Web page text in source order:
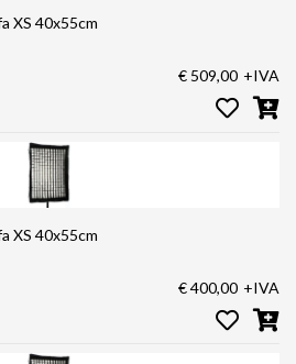
di stoffa XS 40x55cm
€ 509,00 +IVA
di stoffa XS 40x55cm
€ 400,00 +IVA